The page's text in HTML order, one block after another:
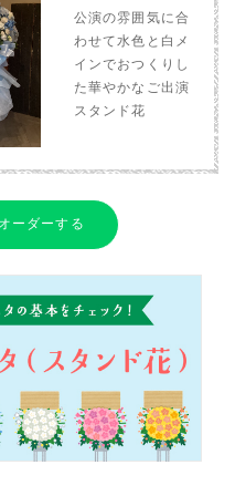
公演の雰囲気に合
わせて水色と白メ
インでおつくりし
た華やかなご出演
スタンド花
ーダーする